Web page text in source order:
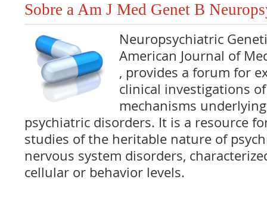
Sobre a Am J Med Genet B
Neuropsychiatric
American Journal of
, provides a forum for
clinical investigations
mechanisms
psychiatric disorders. It is a resource
studies of the heritable nature of
nervous system disorders,
cellular or behavior levels.